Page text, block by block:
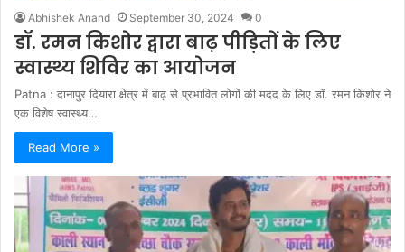
Abhishek Anand September 30, 2024 0
डॉ. रमन किशोर द्वारा बाढ़ पीड़ितों के लिए
स्वास्थ्य शिविर का आयोजन
Patna : दानापुर दियारा क्षेत्र में बाढ़ से प्रभावित लोगों की मदद के लिए डॉ. रमन किशोर ने
एक विशेष स्वास्थ्य…
Read More »